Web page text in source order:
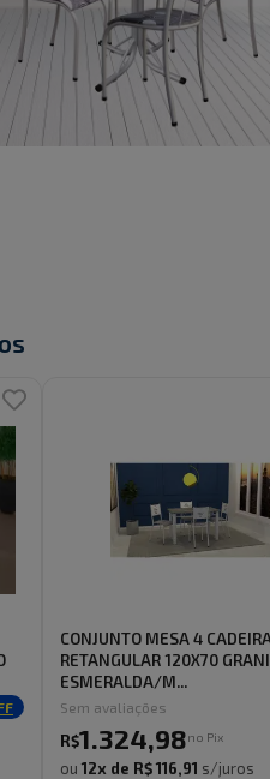
CONJUNTO MESA 4
RETANGULAR 120X70
ESMERALDA/M...
Sem avaliações
R$1.324,98no Pix
ou 12x de R$ 116,91 s/juros